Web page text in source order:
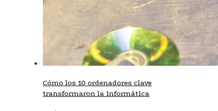
Cómo los 10 ordenadores clave
transformaron la informática